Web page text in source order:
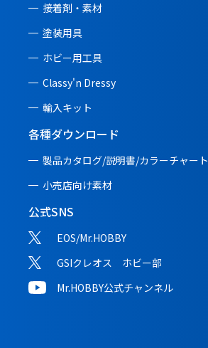
接着剤・素材
塗装用具
ホビー用工具
Classy'n Dressy
輸入キット
各種ダウンロード
製品カタログ/説明書/カラーチャート
小売店向け素材
公式SNS
EOS/Mr.HOBBY
GSIクレオス ホビー部
Mr.HOBBY公式チャンネル